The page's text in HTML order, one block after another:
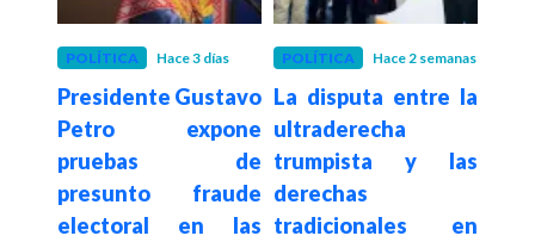
POLÍTICA Hace 3 días
Presidente Gustavo
Petro expone
pruebas de
presunto fraude
electoral en las
POLÍTICA Hace 2 semanas
La disputa entre la
ultraderecha
trumpista y las
derechas
tradicionales en